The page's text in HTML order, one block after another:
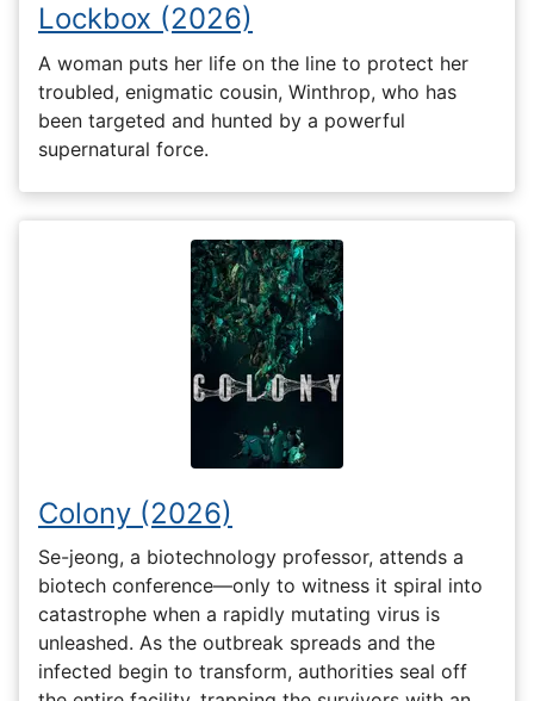
Lockbox (2026)
A woman puts her life on the line to protect her
troubled, enigmatic cousin, Winthrop, who has
been targeted and hunted by a powerful
supernatural force.
Colony (2026)
Se-jeong, a biotechnology professor, attends a
biotech conference—only to witness it spiral into
catastrophe when a rapidly mutating virus is
unleashed. As the outbreak spreads and the
infected begin to transform, authorities seal off